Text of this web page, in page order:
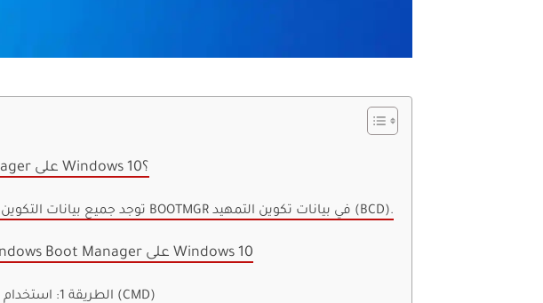
ما هو Boot Manager على Windows 10؟
توجد جميع بيانات التكوين التي يتطلبها BOOTMGR في بيانات تكوين التمهيد (BCD).
كيفية تمكين Windows Boot Manager على Windows 10
الطريقة 1: استخدام موجه الأوامر (CMD)